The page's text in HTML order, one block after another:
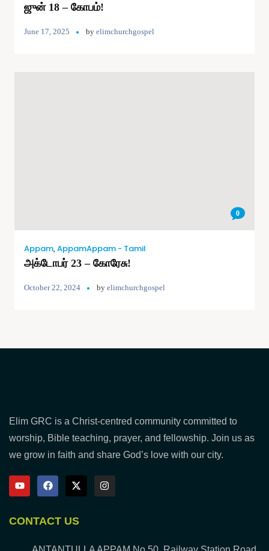
ஜுன் 18 – கோபம்!
June 17, 2025 by elimchurchgospel
0
Appam,AppamAppam - Tamil
அக்டோபர் 23 – கோரேசு!
October 22, 2024 by elimchurchgospel
Elim GRC is a Christ-centred community committed to
worship, Bible teaching, prayer, and fellowship. Join us as
we grow in faith and share God’s love with our city.
CONTACT US